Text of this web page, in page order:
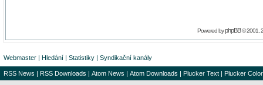
Powered byphpBB© 2001,
Webmaster | Hledání | Statistiky | Syndikační kanály
RSS News | RSS Downloads | Atom News | Atom Downloads | Plucker Text | Plucker Color